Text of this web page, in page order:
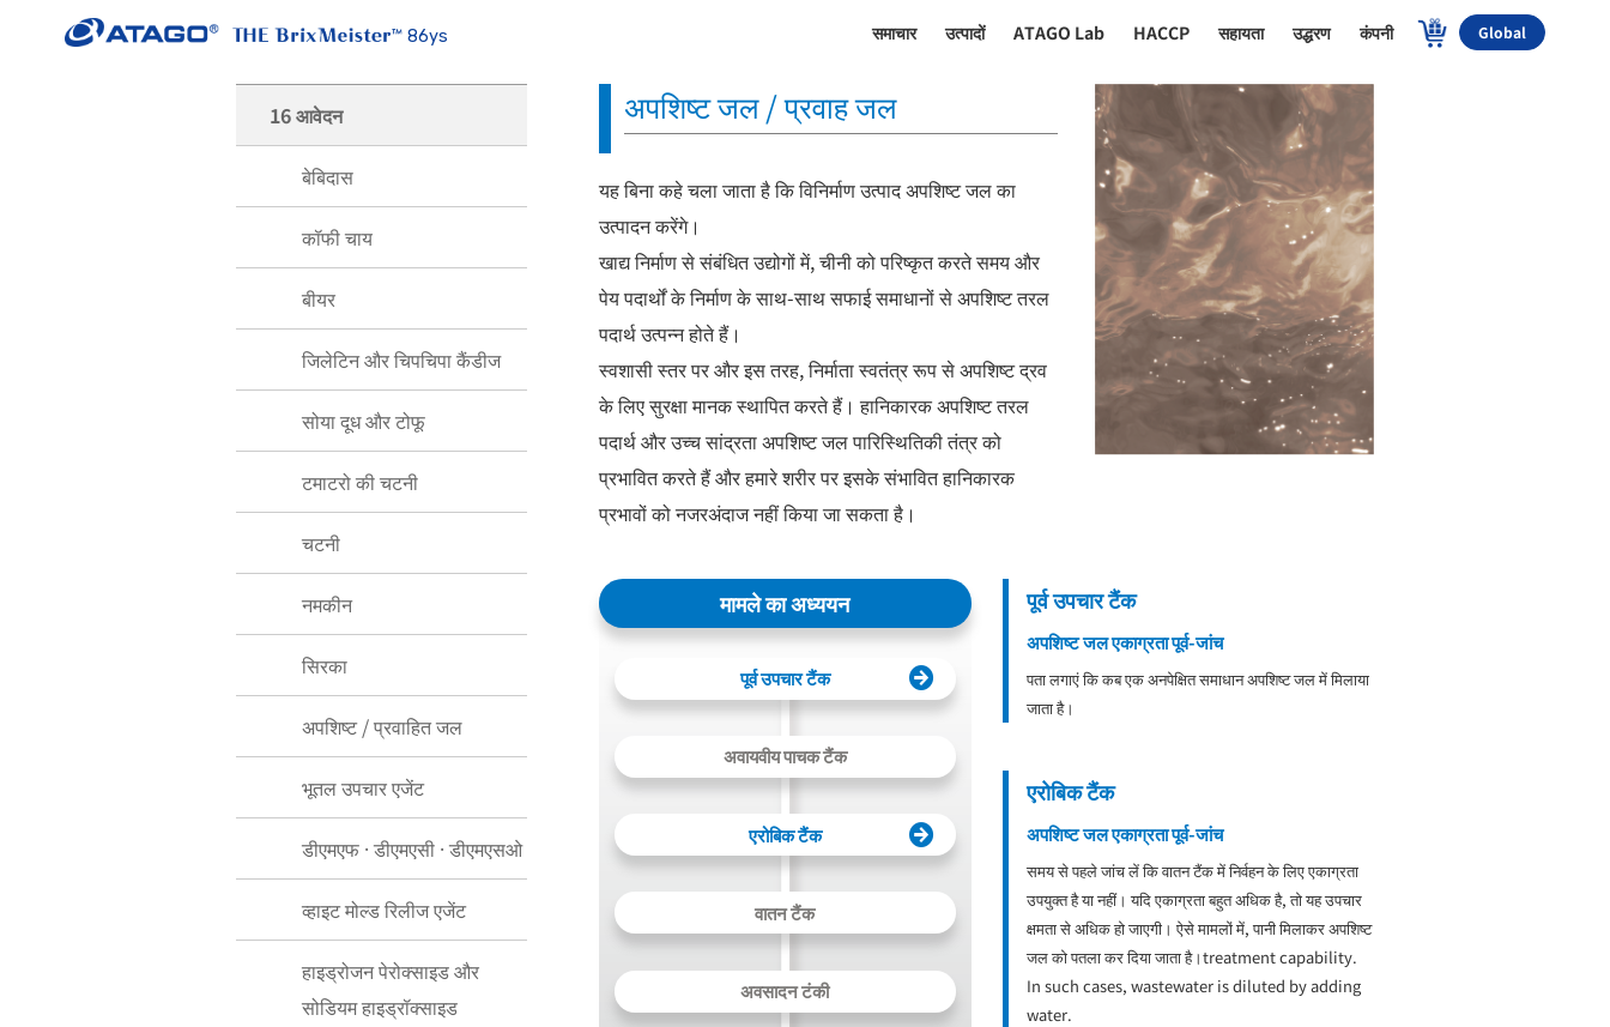
86ys समाचार उत्पादों ATAGO Lab HACCP सहायता उद्धरण कंपनी Global
16 आवेदन
बेबिदास
कॉफी चाय
बीयर
जिलेटिन और चिपचिपा कैंडीज
सोया दूध और टोफू
टमाटरो की चटनी
चटनी
नमकीन
सिरका
अपशिष्ट / प्रवाहित जल
भूतल उपचार एजेंट
डीएमएफ · डीएमएसी · डीएमएसओ
व्हाइट मोल्ड रिलीज एजेंट
हाइड्रोजन पेरोक्साइड और
सोडियम हाइड्रॉक्साइड
अपशिष्ट जल / प्रवाह जल
यह बिना कहे चला जाता है कि विनिर्माण उत्पाद अपशिष्ट जल का
उत्पादन करेंगे।
खाद्य निर्माण से संबंधित उद्योगों में, चीनी को परिष्कृत करते समय और
पेय पदार्थों के निर्माण के साथ-साथ सफाई समाधानों से अपशिष्ट तरल
पदार्थ उत्पन्न होते हैं।
स्वशासी स्तर पर और इस तरह, निर्माता स्वतंत्र रूप से अपशिष्ट द्रव
के लिए सुरक्षा मानक स्थापित करते हैं। हानिकारक अपशिष्ट तरल
पदार्थ और उच्च सांद्रता अपशिष्ट जल पारिस्थितिकी तंत्र को
प्रभावित करते हैं और हमारे शरीर पर इसके संभावित हानिकारक
प्रभावों को नजरअंदाज नहीं किया जा सकता है।
मामले का अध्ययन
पूर्व उपचार टैंक
अवायवीय पाचक टैंक
एरोबिक टैंक
वातन टैंक
अवसादन टंकी
पूर्व उपचार टैंक
अपशिष्ट जल एकाग्रता पूर्व-जांच
पता लगाएं कि कब एक अनपेक्षित समाधान अपशिष्ट जल में मिलाया
जाता है।
एरोबिक टैंक
अपशिष्ट जल एकाग्रता पूर्व-जांच
समय से पहले जांच लें कि वातन टैंक में निर्वहन के लिए एकाग्रता
उपयुक्त है या नहीं। यदि एकाग्रता बहुत अधिक है, तो यह उपचार
क्षमता से अधिक हो जाएगी। ऐसे मामलों में, पानी मिलाकर अपशिष्ट
जल को पतला कर दिया जाता है।treatment capability.
In such cases, wastewater is diluted by adding
water.